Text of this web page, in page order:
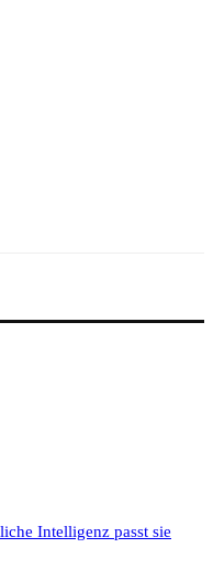
Intelligenz passt sie